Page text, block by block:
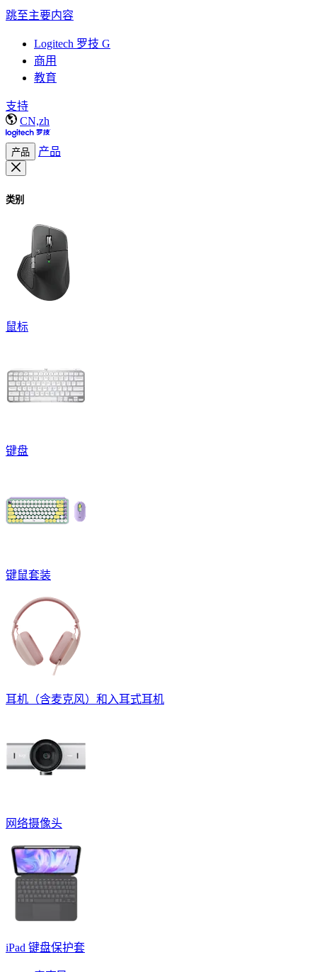
跳至主要内容
Logitech 罗技 G
商用
教育
支持
CN,zh
产品 产品
类别
鼠标
键盘
键鼠套装
耳机（含麦克风）和入耳式耳机
网络摄像头
iPad 键盘保护套